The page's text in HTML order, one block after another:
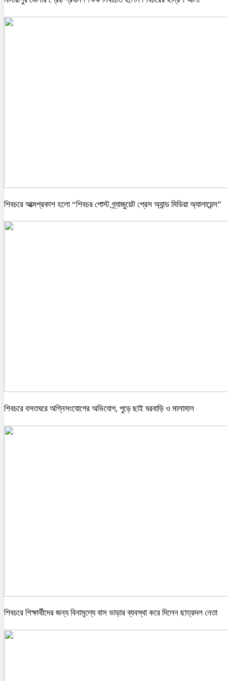
শিবচরে আত্মপ্রকাশ হলো “শিবচর পোস্ট গ্র্যাজুয়েট প্রেস অ্যান্ড মিডিয়া অ্যালায়েন্স”
শিবচরে বসতঘরে অগ্নিসংযোগের অভিযোগ, পুড়ে ছাই ঘরবাড়ি ও মালামাল
শিবচরে শিক্ষার্থীদের জন্য বিনামূল্যে বাস ভাড়ার ব্যবস্থা করে দিলেন ছাত্রদল নেতা